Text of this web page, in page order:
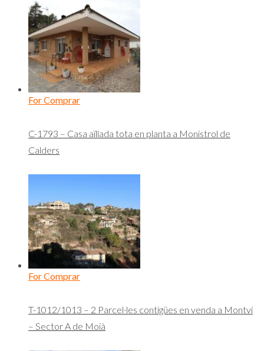
For Comprar
C-1793 – Casa aïllada tota en planta a Monistrol de
Calders
For Comprar
T-1012/1013 – 2 Parcel·les contigües en venda a Montví
– Sector A de Moià